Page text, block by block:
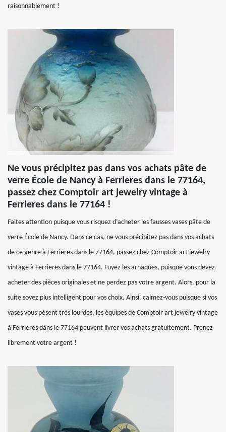
raisonnablement !
Ne vous précipitez pas dans vos achats pâte de
verre École de Nancy à Ferrieres dans le 77164,
passez chez Comptoir art jewelry vintage à
Ferrieres dans le 77164 !
Faites attention puisque vous risquez d’acheter les fausses vases pâte de
verre École de Nancy. Dans ce cas, ne vous précipitez pas dans vos achats
de ce genre à Ferrieres dans le 77164, passez chez Comptoir art jewelry
vintage à Ferrieres dans le 77164. Fuyez les arnaques, puisque vous devez
acheter des pièces originales et ne perdez pas votre argent. Alors, pour la
suite soyez plus intelligent pour vos choix. Ainsi, calmez-vous puisque si vos
vases vous pèsent très lourdes, les équipes de Comptoir art jewelry vintage
à Ferrieres dans le 77164 peuvent livrer vos achats gratuitement. Prenez
librement votre argent !